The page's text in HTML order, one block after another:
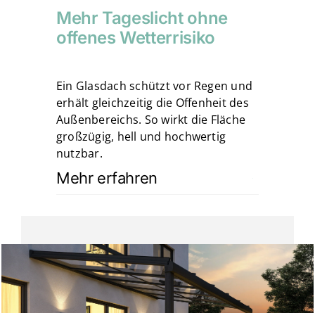
Mehr Tageslicht ohne
offenes Wetterrisiko
Ein Glasdach schützt vor Regen und
erhält gleichzeitig die Offenheit des
Außenbereichs. So wirkt die Fläche
großzügig, hell und hochwertig
nutzbar.
Mehr erfahren